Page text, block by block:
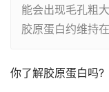
能会出现毛孔粗
胶原蛋白约维持
你了解胶原蛋白吗?